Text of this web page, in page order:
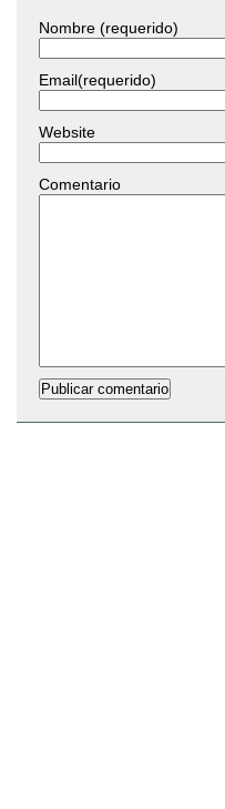
Nombre (requerido)
Email(requerido)
Website
Comentario